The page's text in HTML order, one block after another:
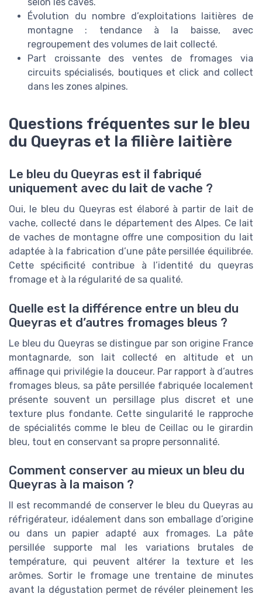
selon les caves.
Évolution du nombre d’exploitations laitières de
montagne : tendance à la baisse, avec
regroupement des volumes de lait collecté.
Part croissante des ventes de fromages via
circuits spécialisés, boutiques et click and collect
dans les zones alpines.
Questions fréquentes sur le bleu
du Queyras et la filière laitière
Le bleu du Queyras est il fabriqué
uniquement avec du lait de vache ?
Oui, le bleu du Queyras est élaboré à partir de lait de
vache, collecté dans le département des Alpes. Ce lait
de vaches de montagne offre une composition du lait
adaptée à la fabrication d’une pâte persillée équilibrée.
Cette spécificité contribue à l’identité du queyras
fromage et à la régularité de sa qualité.
Quelle est la différence entre un bleu du
Queyras et d’autres fromages bleus ?
Le bleu du Queyras se distingue par son origine France
montagnarde, son lait collecté en altitude et un
affinage qui privilégie la douceur. Par rapport à d’autres
fromages bleus, sa pâte persillée fabriquée localement
présente souvent un persillage plus discret et une
texture plus fondante. Cette singularité le rapproche
de spécialités comme le bleu de Ceillac ou le girardin
bleu, tout en conservant sa propre personnalité.
Comment conserver au mieux un bleu du
Queyras à la maison ?
Il est recommandé de conserver le bleu du Queyras au
réfrigérateur, idéalement dans son emballage d’origine
ou dans un papier adapté aux fromages. La pâte
persillée supporte mal les variations brutales de
température, qui peuvent altérer la texture et les
arômes. Sortir le fromage une trentaine de minutes
avant la dégustation permet de révéler pleinement les